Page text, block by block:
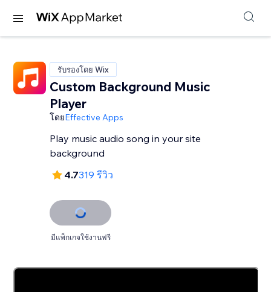
รับรองโดย Wix
Custom Background Music
Player
โดยEffective Apps
Play music audio song in your site
background
4.7319 รีวิว
มีแพ็กเกจใช้งานฟรี